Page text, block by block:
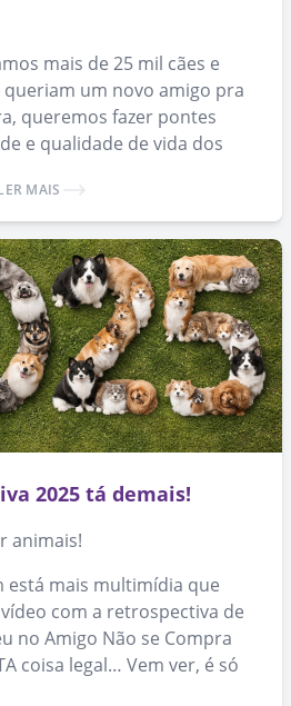
mais de 25 mil cães e
queriam um novo amigo pra
queremos fazer pontes
e qualidade de vida dos
MAIS
2025 tá demais!
animais!
está mais multimídia que
com a retrospectiva de
no Amigo Não se Compra
coisa legal… Vem ver, é só